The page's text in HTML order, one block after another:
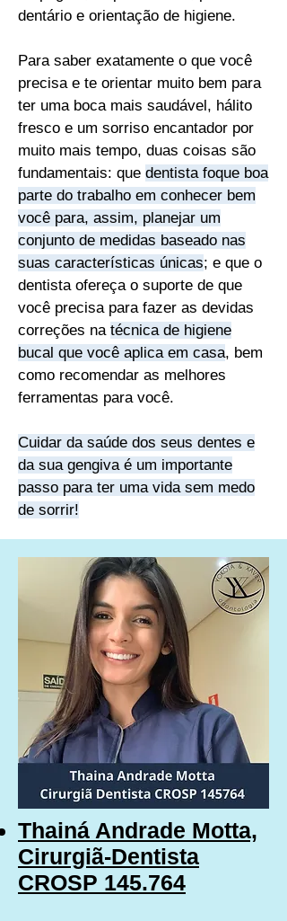
dentário e orientação de higiene.​
Para saber exatamente o que você
precisa e te orientar muito bem para
ter uma boca mais saudável, hálito
fresco e um sorriso encantador por
muito mais tempo, duas coisas são
fundamentais: que dentista foque boa
parte do trabalho em conhecer bem
você para, assim, planejar um
conjunto de medidas baseado nas
suas características únicas; e que o
dentista ofereça o suporte de que
você precisa para fazer as devidas
correções na técnica de higiene
bucal que você aplica em casa, bem
como recomendar as melhores
ferramentas para você.
Cuidar da saúde dos seus dentes e
da sua gengiva é um importante
passo para ter uma vida sem medo
de sorrir!
Thainá Andrade Motta,
Cirurgiã-Dentista
CROSP 145.764